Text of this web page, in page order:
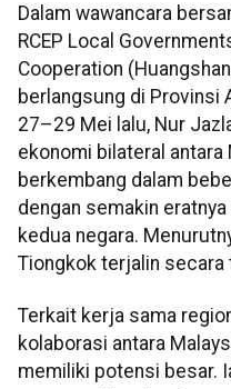
Dalam wawancara
RCEP Local
Cooperation
berlangsung di Provinsi
27–29 Mei lalu, Nur
ekonomi bilateral
berkembang dalam
dengan semakin
kedua negara.
Tiongkok terjalin secara
Terkait kerja sama
kolaborasi antara
memiliki potensi besar.